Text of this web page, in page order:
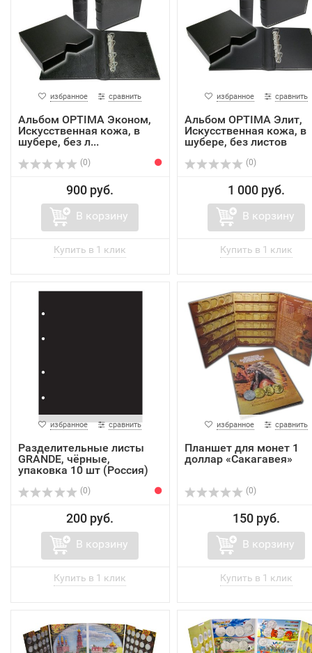
избранное сравнить
Альбом OPTIMA Эконом,
Искусственная кожа, в
шубере, без л...
(0)
900 руб.
В корзину
избранное сравнить
Альбом OPTIMA Элит,
Искусственная кожа, в
шубере, без листов
(0)
1 000 руб.
В корзину
избранное сравнить
Разделительные листы
GRANDE, чёрные,
упаковка 10 шт (Россия)
(0)
200 руб.
В корзину
избранное сравнить
Планшет для монет 1
доллар «Сакагавея»
(0)
150 руб.
В корзину